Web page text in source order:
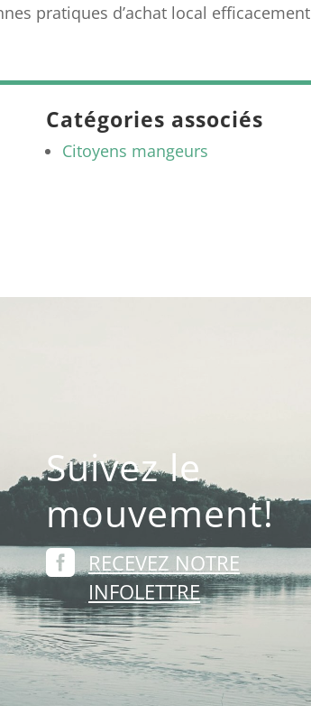
pratiques d’achat local efficacement
Catégories associés
Citoyens mangeurs
Suivez le
mouvement!
 RECEVEZ NOTRE
INFOLETTRE